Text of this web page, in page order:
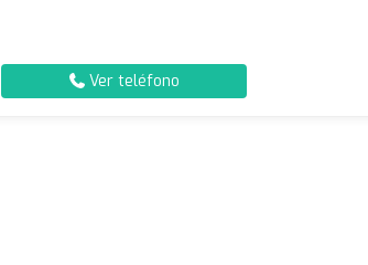
Ver teléfono